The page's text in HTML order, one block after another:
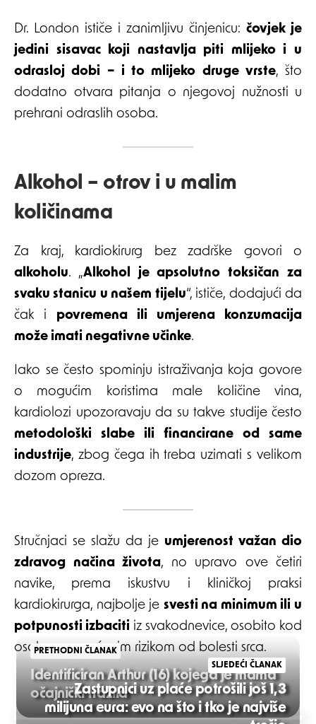
Dr. London ističe i zanimljivu činjenicu: čovjek je
jedini sisavac koji nastavlja piti mlijeko i u
odrasloj dobi – i to mlijeko druge vrste, što
dodatno otvara pitanja o njegovoj nužnosti u
prehrani odraslih osoba.
Alkohol – otrov i u malim
količinama
Za kraj, kardiokirurg bez zadrške govori o
alkoholu. „Alkohol je apsolutno toksičan za
svaku stanicu u našem tijelu“, ističe, dodajući da
čak i povremena ili umjerena konzumacija
može imati negativne učinke.
Iako se često spominju istraživanja koja govore
o mogućim koristima male količine vina,
kardiolozi upozoravaju da su takve studije često
metodološki slabe ili financirane od same
industrije, zbog čega ih treba uzimati s velikom
dozom opreza.
Stručnjaci se slažu da je umjerenost važan dio
zdravog načina života, no upravo ove četiri
navike, prema iskustvu i kliničkoj praksi
kardiokirurga, najbolje je svesti na minimum ili u
potpunosti izbaciti iz svakodnevice, osobito kod
osoba s povećanim rizikom od bolesti srca.
Post
PRETHODNI ČLANAK
Identificiran Arthur (16) kojega je mama
očajnički tražila
SLJEDEĆI ČLANAK
Zastupnici uz plaće potrošili još 1,3
milijuna eura: evo na što i tko je najviše